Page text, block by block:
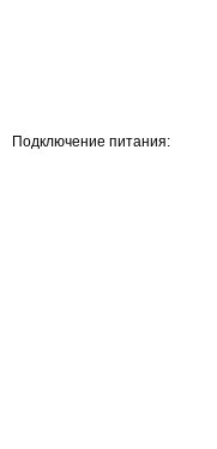
Подключение питания: